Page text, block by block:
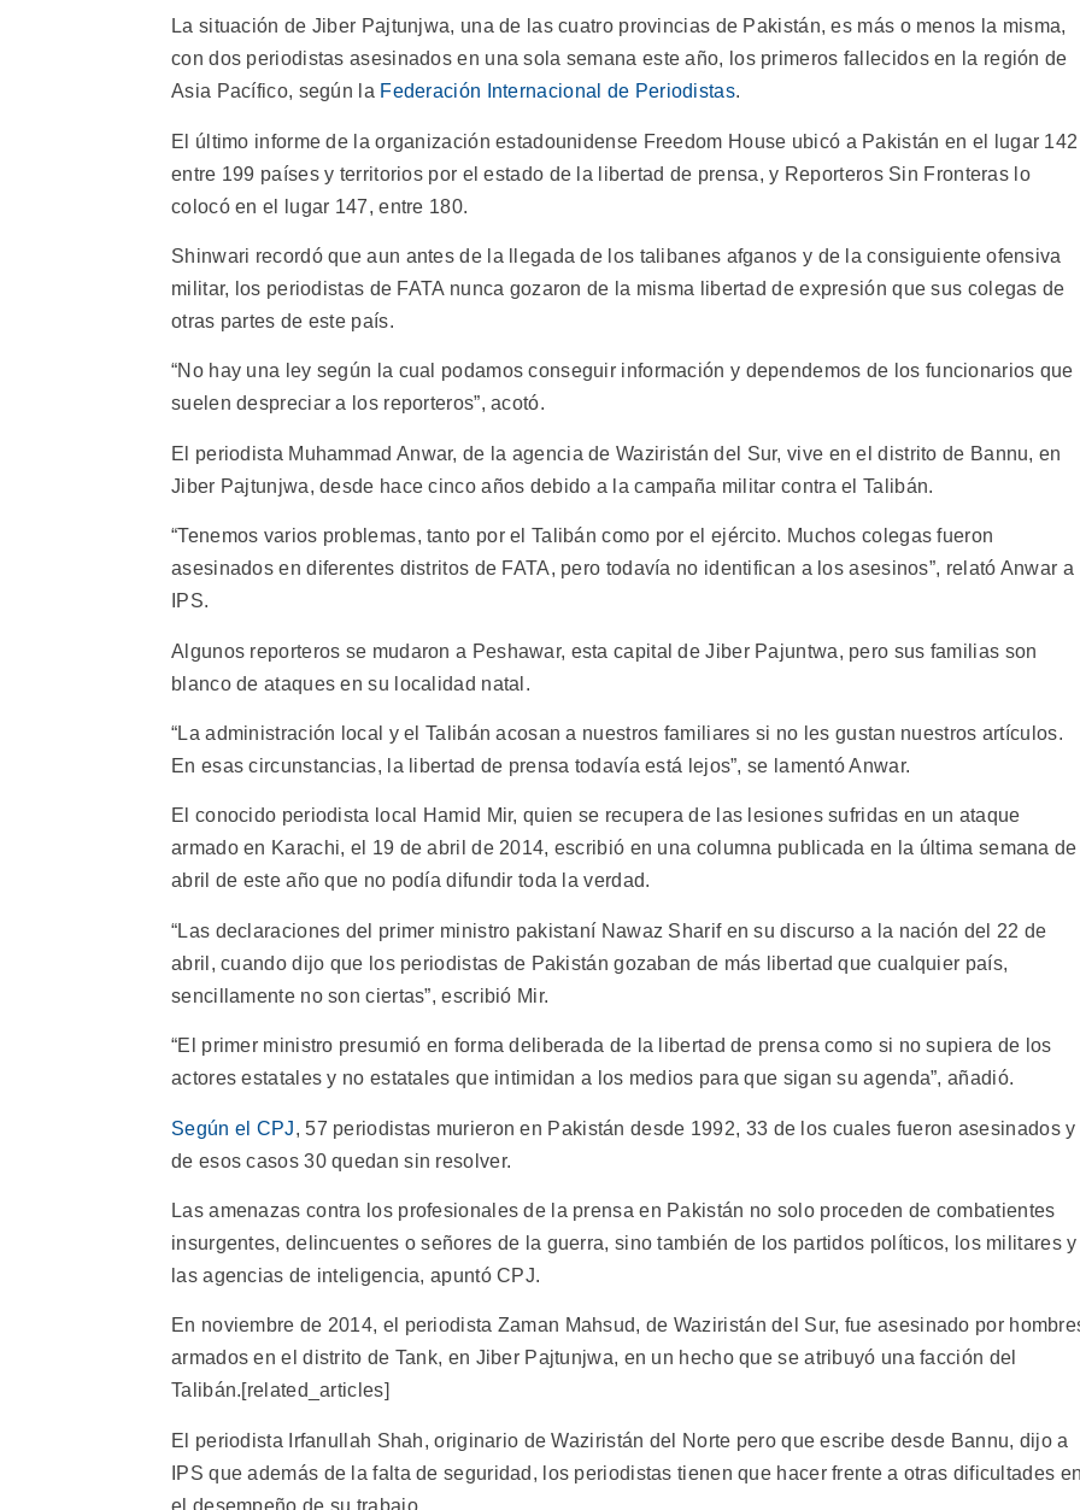
La situación de Jiber Pajtunjwa, una de las cuatro provincias de Pakistán, es más o menos la misma,
con dos periodistas asesinados en una sola semana este año, los primeros fallecidos en la región de
Asia Pacífico, según la Federación Internacional de Periodistas.
El último informe de la organización estadounidense Freedom House ubicó a Pakistán en el lugar 142
entre 199 países y territorios por el estado de la libertad de prensa, y Reporteros Sin Fronteras lo
colocó en el lugar 147, entre 180.
Shinwari recordó que aun antes de la llegada de los talibanes afganos y de la consiguiente ofensiva
militar, los periodistas de FATA nunca gozaron de la misma libertad de expresión que sus colegas de
otras partes de este país.
“No hay una ley según la cual podamos conseguir información y dependemos de los funcionarios que
suelen despreciar a los reporteros”, acotó.
El periodista Muhammad Anwar, de la agencia de Waziristán del Sur, vive en el distrito de Bannu, en
Jiber Pajtunjwa, desde hace cinco años debido a la campaña militar contra el Talibán.
“Tenemos varios problemas, tanto por el Talibán como por el ejército. Muchos colegas fueron
asesinados en diferentes distritos de FATA, pero todavía no identifican a los asesinos”, relató Anwar a
IPS.
Algunos reporteros se mudaron a Peshawar, esta capital de Jiber Pajuntwa, pero sus familias son
blanco de ataques en su localidad natal.
“La administración local y el Talibán acosan a nuestros familiares si no les gustan nuestros artículos.
En esas circunstancias, la libertad de prensa todavía está lejos”, se lamentó Anwar.
El conocido periodista local Hamid Mir, quien se recupera de las lesiones sufridas en un ataque
armado en Karachi, el 19 de abril de 2014, escribió en una columna publicada en la última semana de
abril de este año que no podía difundir toda la verdad.
“Las declaraciones del primer ministro pakistaní Nawaz Sharif en su discurso a la nación del 22 de
abril, cuando dijo que los periodistas de Pakistán gozaban de más libertad que cualquier país,
sencillamente no son ciertas”, escribió Mir.
“El primer ministro presumió en forma deliberada de la libertad de prensa como si no supiera de los
actores estatales y no estatales que intimidan a los medios para que sigan su agenda”, añadió.
Según el CPJ, 57 periodistas murieron en Pakistán desde 1992, 33 de los cuales fueron asesinados y
de esos casos 30 quedan sin resolver.
Las amenazas contra los profesionales de la prensa en Pakistán no solo proceden de combatientes
insurgentes, delincuentes o señores de la guerra, sino también de los partidos políticos, los militares y
las agencias de inteligencia, apuntó CPJ.
En noviembre de 2014, el periodista Zaman Mahsud, de Waziristán del Sur, fue asesinado por
armados en el distrito de Tank, en Jiber Pajtunjwa, en un hecho que se atribuyó una facción del
Talibán.[related_articles]
El periodista Irfanullah Shah, originario de Waziristán del Norte pero que escribe desde Bannu, dijo a
IPS que además de la falta de seguridad, los periodistas tienen que hacer frente a otras dificultades
el desempeño de su trabajo.